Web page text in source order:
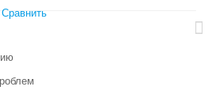
Сравнить